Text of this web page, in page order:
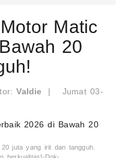
Matic
20
Valdie |
Jumat 03-
juta yang irit dan tangguh.